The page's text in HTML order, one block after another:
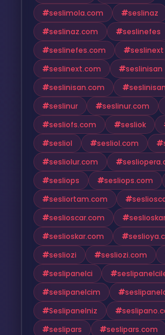
seslimola.com
seslinaz
seslinaz.com
seslinefes
seslinefes.com
seslinext
seslinext.com
seslinisan
seslinisan.com
seslinur
seslinur.com
sesliofs.com
sesliok
sesliol
sesliol.com
sesliolur.com
sesliops
sesliops.com
sesliortam.com
seslioscar.com
seslioskar
seslioskar.com
sesliozi
sesliozi.com
seslipanelci
seslipanelcim
Seslipanelniz
seslipars
seslipars.com